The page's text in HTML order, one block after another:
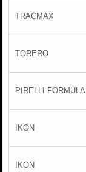
TRACMAX
TORERO
PIRELLI FORMULA
IKON
IKON